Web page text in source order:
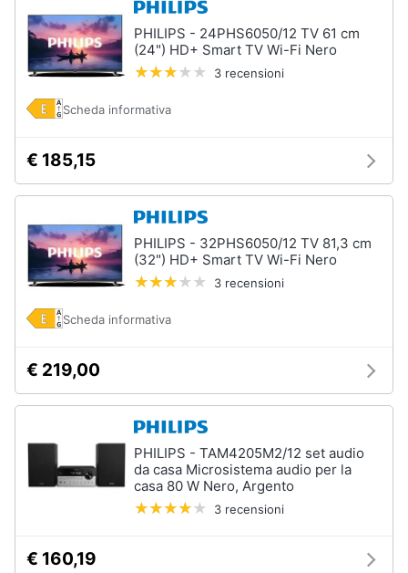
PHILIPS - 24PHS6050/12 TV 61 cm
(24") HD+ Smart TV Wi-Fi Nero
3 recensioni
Scheda informativa
€ 185,15
PHILIPS - 32PHS6050/12 TV 81,3 cm
(32") HD+ Smart TV Wi-Fi Nero
3 recensioni
Scheda informativa
€ 219,00
PHILIPS - TAM4205M2/12 set audio
da casa Microsistema audio per la
casa 80 W Nero, Argento
3 recensioni
€ 160,19